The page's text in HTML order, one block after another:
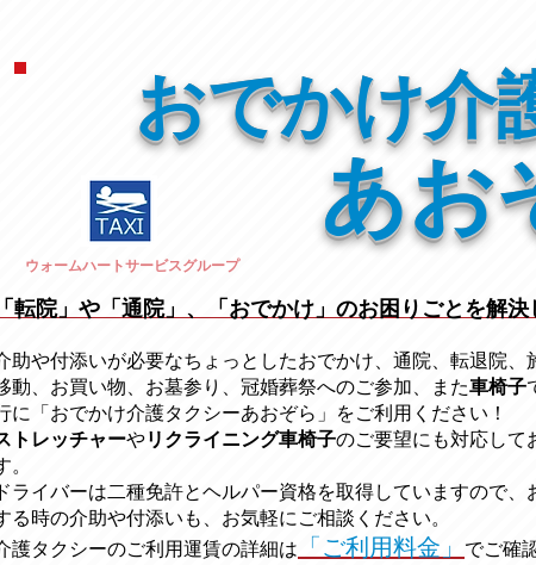
おでかけ介
あお
ウォームハートサービスグループ
「転院」や「通院」、「おでかけ」のお困りごとを解決
助や付添いが必要なちょっとしたおでかけ、通院、転退院、
動、お買い物、お墓参り、冠婚葬祭へのご参加、また車椅子
に「おでかけ介護タクシーあおぞら」をご利用ください ！
トレッチャー​やリクライニング車椅子のご要望にも対応して
。
ドライバーは二種免許とヘルパー資格を取得していますので、
る時の介助や付添いも、お気軽にご相談ください。
護タクシーのご利用運賃の詳細は 「ご利用料金」
でご確